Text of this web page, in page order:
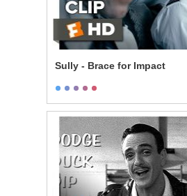
Sully - Brace for Impact